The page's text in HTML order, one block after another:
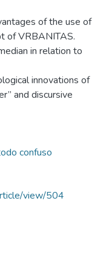
of the use of
of VRBANITAS.
in relation to
innovations of
and discursive
confuso
view/504